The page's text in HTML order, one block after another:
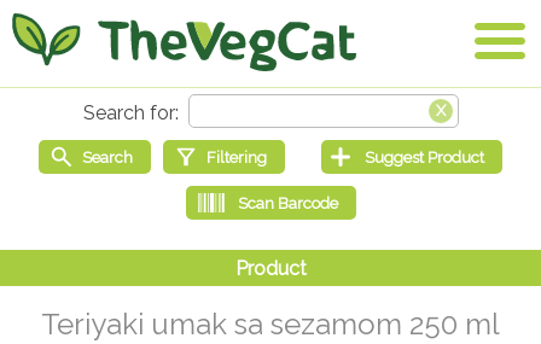
Teriyaki umak sa sezamom 250 ml